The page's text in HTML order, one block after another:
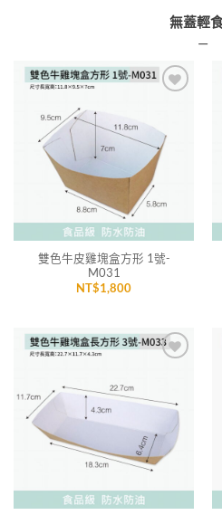
無蓋輕
—
單」
雙色牛皮雞塊盒方形 1號-
M031
NT$1,800
單」